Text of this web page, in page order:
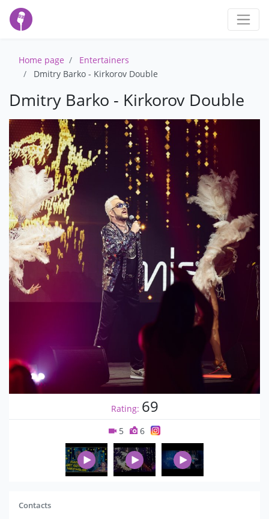
Home page
Entertainers
Dmitry Barko - Kirkorov Double
Dmitry Barko - Kirkorov Double
Rating: 69
5 6
Contacts